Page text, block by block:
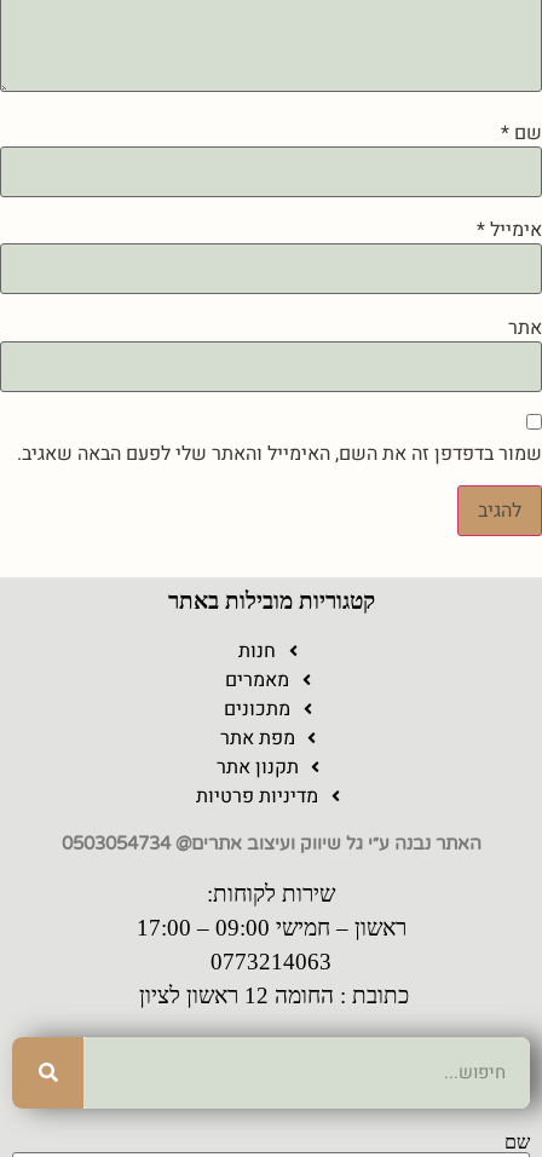
שם *
אימייל*
אתר
שמור בדפדפן זה את השם, האימייל והאתר שלי לפעם הבאה שאגיב.
קטגוריות מובילות באתר
חנות
מאמרים
מתכונים
מפת אתר
תקנון אתר
מדיניות פרטיות
האתר נבנה ע״י גל שיווק ועיצוב אתרים@ 0503054734
שירות לקוחות:
ראשון – חמישי 09:00 – 17:00
0773214063
כתובת : החומה 12 ראשון לציון
שם